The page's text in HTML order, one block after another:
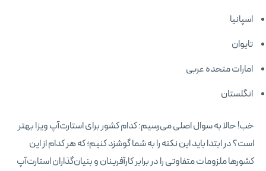
اسپانیا
تایوان
امارات متحده عربی
انگلستان
خب! حالا به سوال اصلی می‌رسیم: کدام کشور برای استارت‌آپ ویزا بهتر
است؟ در ابتدا باید این نکته را به شما گوشزد کنیم؛ که هر کدام از این
کشورها ملزومات متفاوتی را در برابر کارآفرینان و بنیان‌گذاران استارت‌آپ